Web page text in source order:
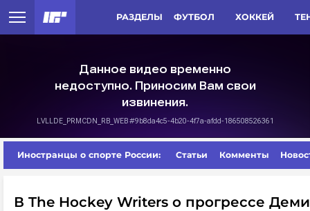
РАЗДЕЛЫ ФУТБОЛ ХОККЕЙ
Иностранцы о спорте России: Статьи Комменты
В The Hockey Writers о прогрессе